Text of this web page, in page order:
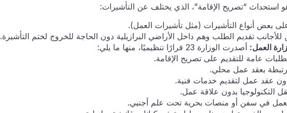
استحداث “تصريح الإقامة”، الذي يختلف عن التأشيرات:
بعض أنواع التأشيرات (مثل تأشيرات العمل).
للأجانب تقديم الطلب وهم داخل الأراضي البرازيلية دون الحاجة للخروج لختم التأشيرة.
العمل: أصدرت الوزارة 23 قرارًا تنظيميًا، منها ما يلي:
عامة للتقديم على تصريح الإقامة.
بعقد عمل محلي.
عقد عمل لتقديم خدمات فنية.
التكنولوجيا بدون علاقة عمل.
في سفن أو منصات بحرية تحت علم أجنبي.